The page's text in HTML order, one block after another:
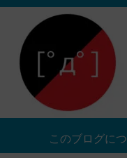
このブログに